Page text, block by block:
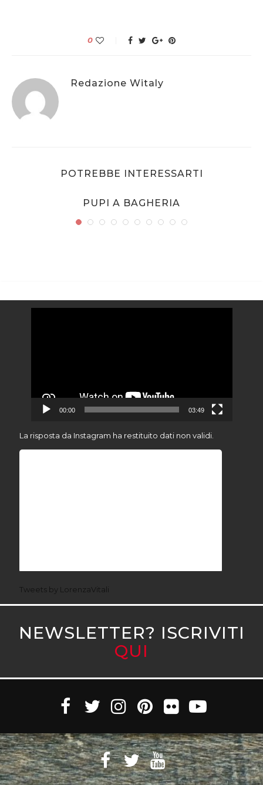
0
Redazione Witaly
POTREBBE INTERESSARTI
PUPI A BAGHERIA
00:00 03:49
La risposta da Instagram ha restituito dati non validi.
Tweets by LorenzaVitali
NEWSLETTER? ISCRIVITI
QUI